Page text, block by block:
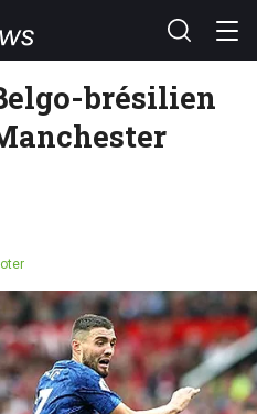
brésilien